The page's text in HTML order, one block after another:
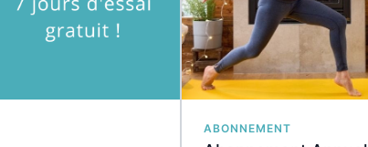
ABONNEMENT